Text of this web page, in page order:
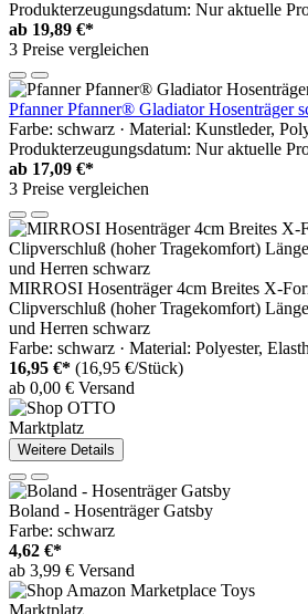
Produkterzeugungsdatum: Nur aktuelle
ab 19,89 €*
3 Preise vergleichen
Pfanner Pfanner® Gladiator Hosenträger
Farbe: schwarz · Material: Kunstleder,
Produkterzeugungsdatum: Nur aktuelle
ab 17,09 €*
3 Preise vergleichen
MIRROSI Hosenträger 4cm Breites X-
Clipverschluß (hoher Tragekomfort)
und Herren schwarz
Farbe: schwarz · Material: Polyester,
16,95 €* (16,95 €/Stück)
ab 0,00 € Versand
Marktplatz
Weitere Details
Boland - Hosenträger Gatsby
Farbe: schwarz
4,62 €*
ab 3,99 € Versand
Marktplatz